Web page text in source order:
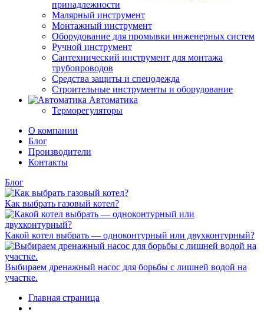
принадлежности
Малярный инструмент
Монтажный инструмент
Оборудование для промывки инженерных систем
Ручной инструмент
Сантехнический инструмент для монтажа
трубопроводов
Средства защиты и спецодежда
Строительные инструменты и оборудование
Автоматика
Терморегуляторы
О компании
Блог
Производители
Контакты
Блог
Как выбрать газовый котел?
Какой котел выбрать — одноконтурный или двухконтурный?
Выбираем дренажный насос для борьбы с лишней водой на
участке.
Главная страница
•